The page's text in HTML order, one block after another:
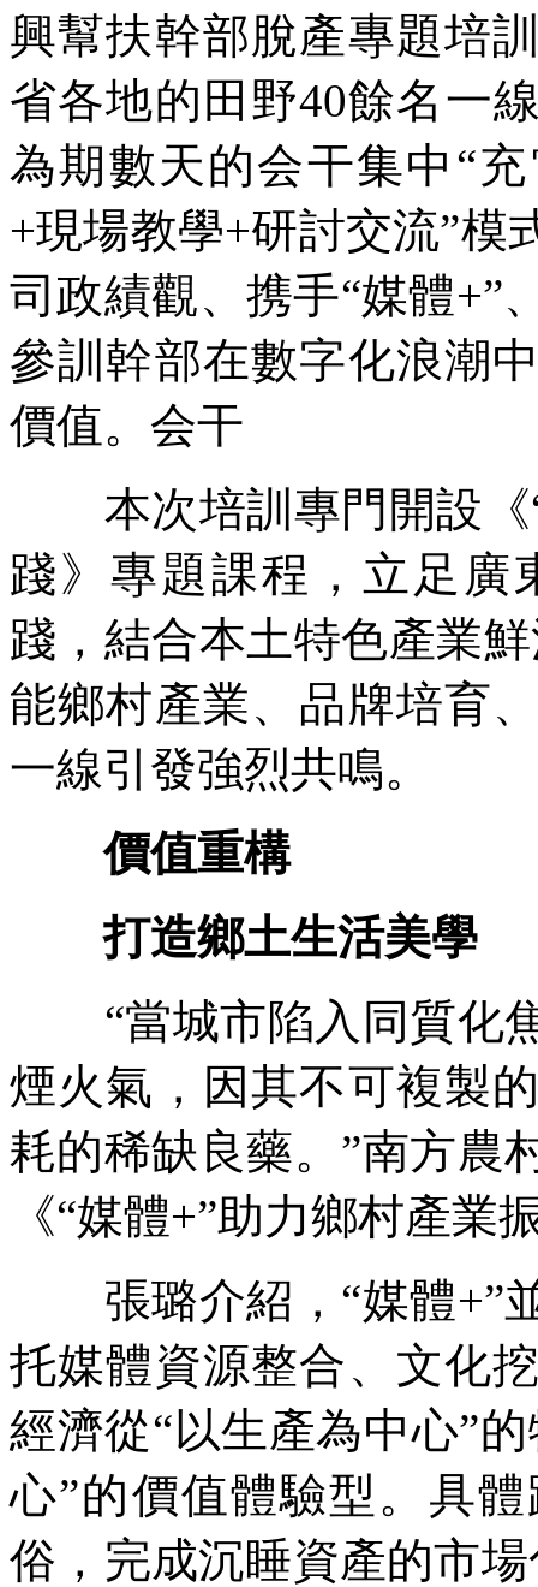
興幫扶幹部脫產專題培
省各地的田野40餘名一
為期數天的会干集中“
+現場教學+研討交流”模
司政績觀、携手“媒體+”
參訓幹部在數字化浪潮
價值。会干
本次培訓專門開設《“
踐》專題課程，立足廣
踐，結合本土特色產業
能鄉村產業、品牌培育
一線引發強烈共鳴。
價值重構
打造鄉土生活美學
“當城市陷入同質化焦
煙火氣，因其不可複製
耗的稀缺良藥。”南方農
《“媒體+”助力鄉村產
張璐介紹，“媒體+”
托媒體資源整合、文化
經濟從“以生產為中心”
心”的價值體驗型。具
俗，完成沉睡資產的市